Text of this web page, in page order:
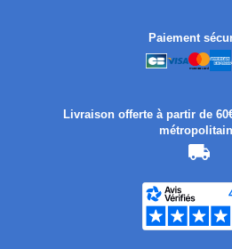
Paiement
Livraison offerte à partir de